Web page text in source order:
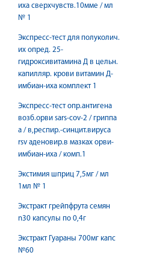
иха сверхчувств.10мме / мл
№ 1
Экспресс-тест для полуколич.
их опред. 25-
гидроксивитамина Д в цельн.
капилляр. крови витамин Д-
имбиан-иха комплект 1
Экспресс-тест опр.антигена
возб.орви sars-cov-2 / гриппа
а / в,респир.-синцит.вируса
rsv аденовир.в мазках орви-
имбиан-иха / комп.1
Экстимия шприц 7,5мг / мл
1мл № 1
Экстракт грейпфрута семян
n30 капсулы по 0,4г
Экстракт Гуараны 700мг капс
№60